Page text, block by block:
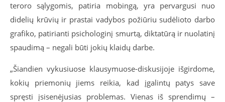
teroro sąlygomis, patiria mobingą, yra pervargusi nuo
didelių krūvių ir prastai vadybos požiūriu sudėlioto darbo
grafiko, patirianti psichologinį smurtą, diktatūrą ir nuolatinį
spaudimą – negali būti jokių klaidų darbe.
„Šiandien vykusiuose klausymuose-diskusijoje išgirdome,
kokių priemonių jiems reikia, kad įgalintų patys save
spręsti įsisenėjusias problemas. Vienas iš sprendimų –